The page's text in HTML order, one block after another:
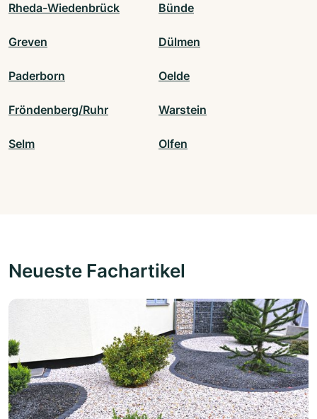
Rheda-Wiedenbrück Bünde
Greven Dülmen
Paderborn Oelde
Fröndenberg/Ruhr Warstein
Selm Olfen
Neueste Fachartikel